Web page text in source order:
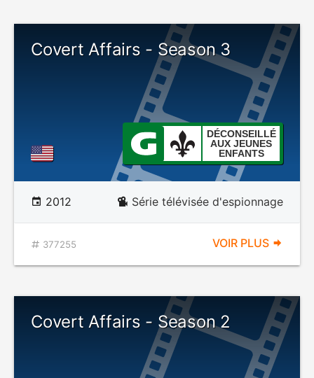
Covert Affairs - Season 3
DÉCONSEILLÉ
AUX JEUNES
ENFANTS
2012 Série télévisée d'espionnage
377255 VOIR PLUS
Covert Affairs - Season 2